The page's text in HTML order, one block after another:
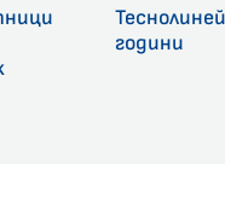
години